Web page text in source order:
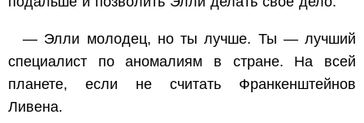
— Элли молодец, но ты лучше. Ты — лучший
специалист по аномалиям в стране. На всей
планете, если не считать Франкенштейнов
Ливена.